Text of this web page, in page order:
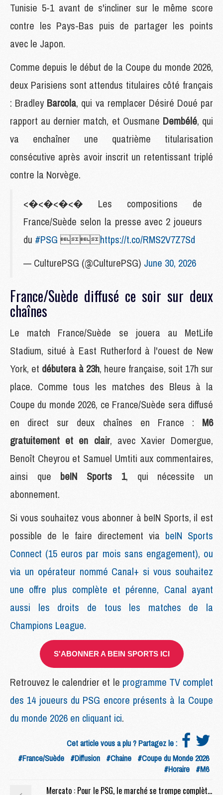
Tunisie 5-1 avant de s'incliner sur le même score
contre les Pays-Bas puis de partager les points
avec le Japon.
Comme depuis le début de la Coupe du monde 2026,
deux Parisiens sont attendus titulaires côté français
: Bradley Barcola, qui va remplacer Désiré Doué par
rapport au dernier match, et Ousmane Dembélé, qui
va enchaîner une quatrième titularisation
consécutive après avoir inscrit un retentissant triplé
contre la Norvège.
<�<�<�<� Les compositions de
France/Suède selon la presse avec 2 joueurs
du #PSG https://t.co/RMS2V7Z7Sd
— CulturePSG (@CulturePSG) June 30, 2026
France/Suède diffusé ce soir sur deux
chaînes
Le match France/Suède se jouera au MetLife
Stadium, situé à East Rutherford à l'ouest de New
York, et débutera à 23h, heure française, soit 17h sur
place. Comme tous les matches des Bleus à la
Coupe du monde 2026, ce France/Suède sera diffusé
en direct sur deux chaînes en France : M6
gratuitement et en clair, avec Xavier Domergue,
Benoît Cheyrou et Samuel Umtiti aux commentaires,
ainsi que beIN Sports 1, qui nécessite un
abonnement.
Si vous souhaitez vous abonner à beIN Sports, il est
possible de le faire directement via beIN Sports
Connect (15 euros par mois sans engagement), ou
via un opérateur nommé Canal+ si vous souhaitez
une offre plus complète et pérenne, Canal ayant
aussi les droits de tous les matches de la
Champions League.
S'ABONNER A BEIN SPORTS ICI
Retrouvez le calendrier et le programme TV complet
des 14 joueurs du PSG encore présents à la Coupe
du monde 2026 en cliquant ici.
Cet article vous a plu ? Partagez le :
#France/Suède #Diffusion #Chaine #Coupe du Monde 2026
#Horaire #M6
Mercato : Pour le PSG, le marché se trompe complètement sur le prix de Barcola